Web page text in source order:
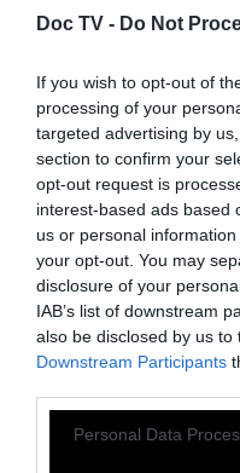
Doc TV - Do Not
If you wish to opt-out of
processing of your
targeted advertising by
section to confirm your
opt-out request is
interest-based ads based
us or personal
your opt-out. You may
disclosure of your
IAB’s list of downstream
also be disclosed by us to
Downstream Participants
Personal Data
ΥΛΙΚΑ ΓΙΑ 2
εβαπορέ πλήρες, 1
ζάχαρη
φρεσκοστυμμένο